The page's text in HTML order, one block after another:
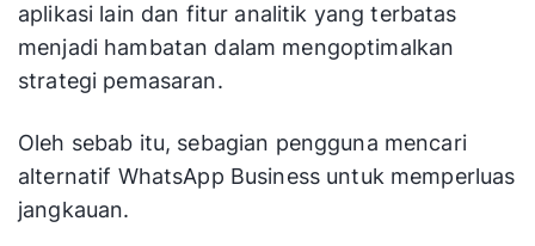
aplikasi lain dan fitur analitik yang terbatas
menjadi hambatan dalam mengoptimalkan
strategi pemasaran.
Oleh sebab itu, sebagian pengguna mencari
alternatif WhatsApp Business untuk memperluas
jangkauan.